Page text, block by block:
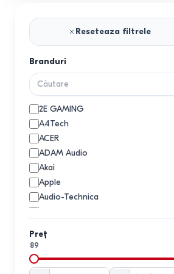
Reseteaza filtrele
Branduri
2E GAMING
A4Tech
ACER
ADAM Audio
Akai
Apple
Audio-Technica
Belkin
Beyerdynamic
Blackview
Preț
89